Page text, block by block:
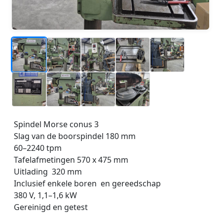
_
_
_
_
_
_
_
_
Spindel Morse conus 3
Slag van de boorspindel 180 mm
60–2240 tpm
Tafelafmetingen 570 x 475 mm
Uitlading 320 mm
Inclusief enkele boren en gereedschap
380 V, 1,1–1,6 kW
Gereinigd en getest